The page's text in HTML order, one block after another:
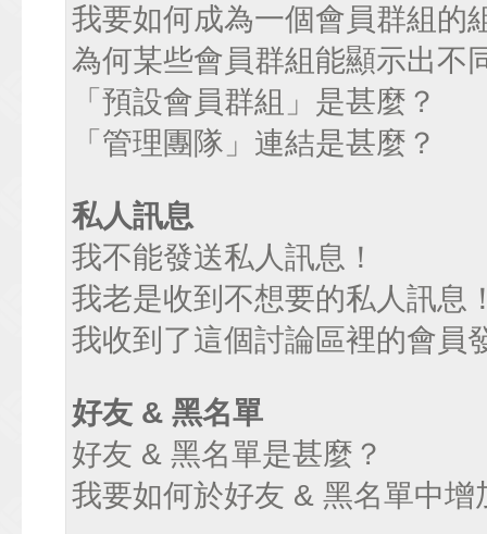
我要如何成為一個會員群組的
為何某些會員群組能顯示出不
「預設會員群組」是甚麼？
「管理團隊」連結是甚麼？
私人訊息
我不能發送私人訊息！
我老是收到不想要的私人訊息
我收到了這個討論區裡的會員
好友 & 黑名單
好友 & 黑名單是甚麼？
我要如何於好友 & 黑名單中增